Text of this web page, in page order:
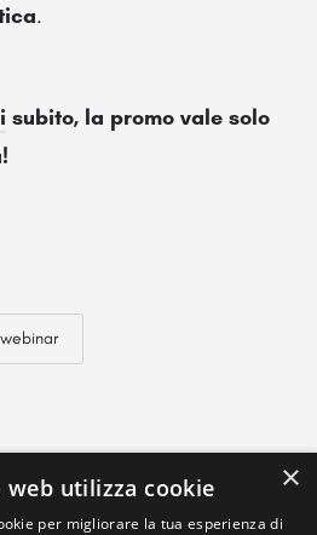
.
subito, la promo vale solo
×
web utilizza cookie
per migliorare la tua esperienza di